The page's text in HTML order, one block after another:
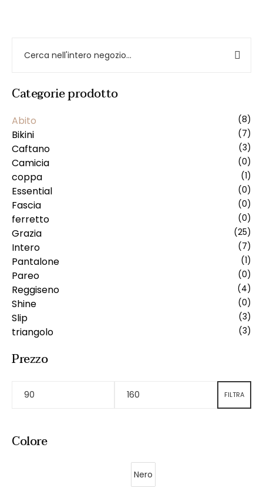
Categorie prodotto
Abito (8)
Bikini (7)
Caftano (3)
Camicia (0)
coppa (1)
Essential (0)
Fascia (0)
ferretto (0)
Grazia (25)
Intero (7)
Pantalone (1)
Pareo (0)
Reggiseno (4)
Shine (0)
Slip (3)
triangolo (3)
Prezzo
FILTRA
Colore
Nero